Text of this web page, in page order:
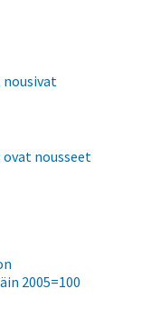
nousseet
2005=100